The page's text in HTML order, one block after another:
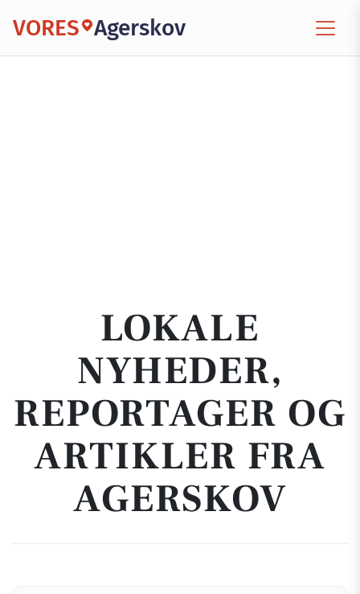
VORES Agerskov
LOKALE
NYHEDER,
REPORTAGER OG
ARTIKLER FRA
AGERSKOV